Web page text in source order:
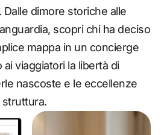
Dalle dimore storiche alle
scopri chi ha deciso
mappa in un concierge
ai viaggiatori la libertà di
nascoste e le eccellenze
struttura.